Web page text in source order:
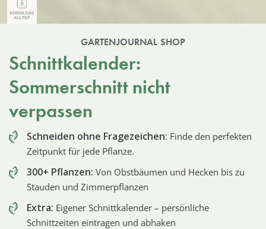
GARTENJOURNAL SHOP
Schnittkalender:
Sommerschnitt nicht
verpassen
Schneiden ohne Fragezeichen: Finde den perfekten
Zeitpunkt für jede Pflanze.
300+ Pflanzen: Von Obstbäumen und Hecken bis zu
Stauden und Zimmerpflanzen
Extra: Eigener Schnittkalender – persönliche
Schnittzeiten eintragen und abhaken